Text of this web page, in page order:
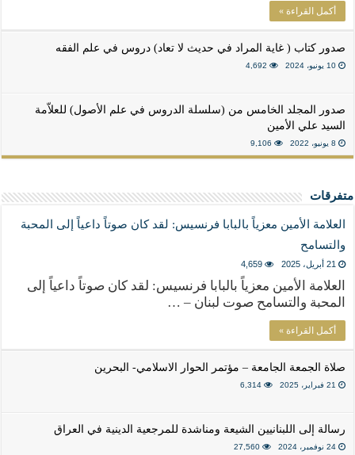
أكمل القراءة »
صدور كتاب ( غاية المراد في حديث لا تعاد) دروس في علم الفقه
10 يونيو، 2024 4,692
صدور المجلد الخامس من (سلسلة الدروس في علم الأصول) للعلاّمة
السيد علي الأمين
8 يونيو، 2022 9,106
متفرقات
العلامة الأمين معزياً بالبابا فرنسيس: ‏لقد كان صوتاً داعياً إلى المحبة
والتسامح
21 أبريل، 2025 4,659
العلامة الأمين معزياً بالبابا فرنسيس: ‏لقد كان صوتاً داعياً إلى
المحبة والتسامح صوت لبنان – …
أكمل القراءة »
صلاة الجمعة الجامعة – مؤتمر الحوار الاسلامي- البحرين
21 فبراير، 2025 6,314
رسالة إلى اللبنانيين الشيعة ومناشدة للمرجعية الدينية في العراق
24 نوفمبر، 2024 27,560